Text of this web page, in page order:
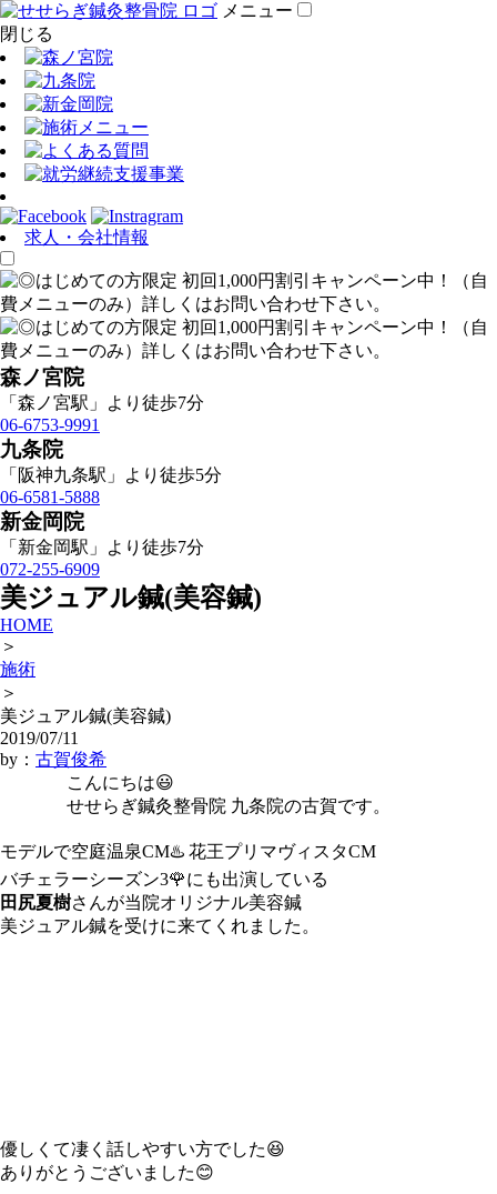
メニュー
閉じる
求人・会社情報
森ノ宮院
「森ノ宮駅」より徒歩7分
06-6753-9991
九条院
「阪神九条駅」より徒歩5分
06-6581-5888
新金岡院
「新金岡駅」より徒歩7分
072-255-6909
美ジュアル鍼(美容鍼)
HOME
＞
施術
＞
美ジュアル鍼(美容鍼)
2019/07/11
by： 古賀俊希
こんにちは😃
せせらぎ鍼灸整骨院 九条院の古賀です。
モデルで空庭温泉CM♨️ 花王プリマヴィスタCM
バチェラーシーズン3🌹にも出演している
田尻夏樹さんが当院オリジナル美容鍼
美ジュアル鍼を受けに来てくれました。
優しくて凄く話しやすい方でした😆
ありがとうございました😊